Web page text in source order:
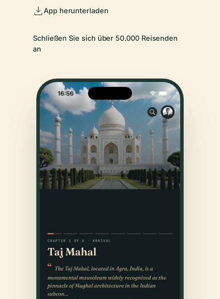
App herunterladen
Schließen Sie sich über 50.000 Reisenden
an